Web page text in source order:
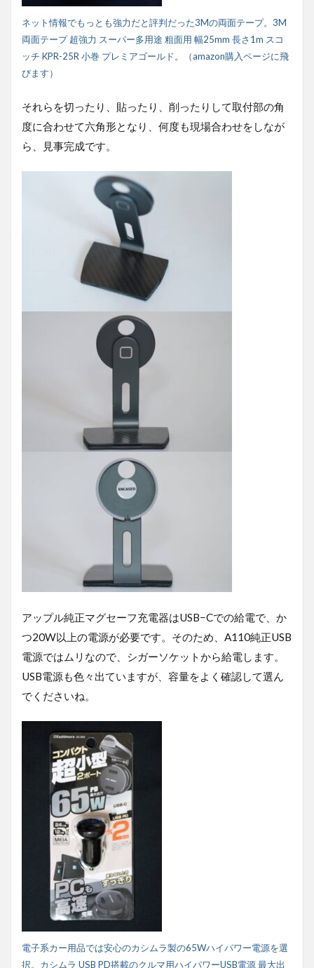
ネット情報でもっとも強力だと評判だった3Mの両面テープ。3M
両面テープ 超強力 スーパー多用途 粗面用 幅25mm 長さ1m スコ
ッチ KPR-25R 小巻 プレミアゴールド。（amazon購入ページに飛
びます）
それらを切ったり、貼ったり、削ったりして取付部の角
度に合わせて六角形となり、何度も現場合わせをしなが
ら、見事完成です。
アップル純正マグセーフ充電器はUSB−Cでの給電で、か
つ20W以上の電源が必要です。そのため、A110純正USB
電源ではムリなので、シガーソケットから給電します。
USB電源も色々出ていますが、容量をよく確認して選ん
でくださいね。
電子系カー用品では安心のカシムラ製の65Wハイパワー電源を選
択。カシムラ USB PD搭載のクルマ用ハイパワーUSB電源 最大出